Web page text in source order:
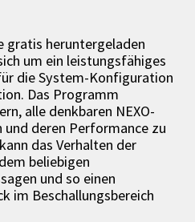
gratis heruntergeladen
um ein leistungsfähiges
die System-Konfiguration
Das Programm
alle denkbaren NEXO-
deren Performance zu
das Verhalten der
beliebigen
und so einen
im Beschallungsbereich